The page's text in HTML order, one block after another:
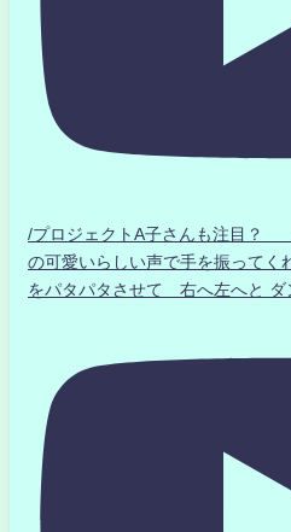
/プロジェクトA子さんも注目
の可愛いらしい声で手を振って
をパタパタさせて 右へ左へと ダ